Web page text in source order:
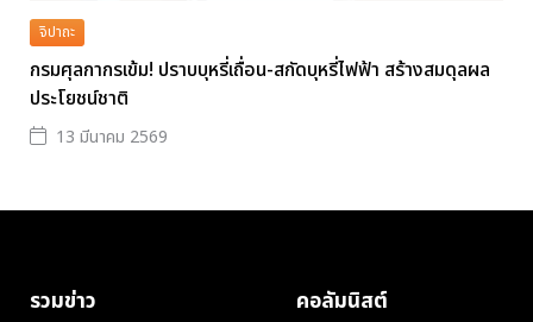
จิปาถะ
กรมศุลกากรเข้ม! ปราบบุหรี่เถื่อน-สกัดบุหรี่ไฟฟ้า สร้างสมดุลผล
ประโยชน์ชาติ
13 มีนาคม 2569
รวมข่าว คอลัมนิสต์